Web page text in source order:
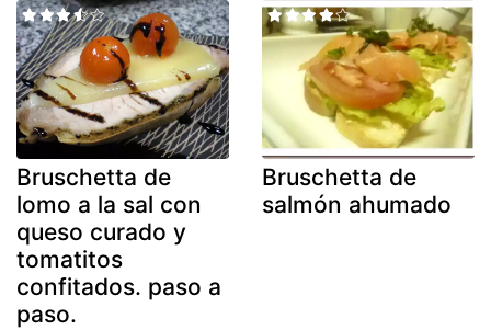
Bruschetta de
lomo a la sal con
queso curado y
tomatitos
confitados. paso a
paso.
Bruschetta de
salmón ahumado